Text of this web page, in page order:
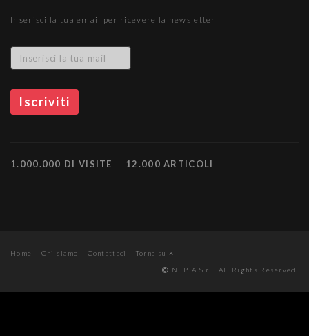
Inserisci la tua email per ricevere la newsletter
1.000.000 DI VISITE 12.000 ARTICOLI
Home Chi siamo Contattaci
Torna su
NEPTA S.r.l. All Rights Reserved.